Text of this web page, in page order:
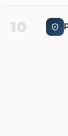
10